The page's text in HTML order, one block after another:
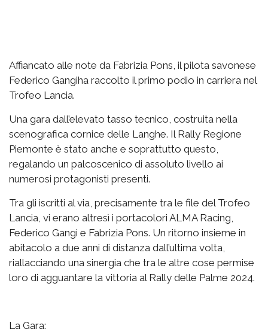
Affiancato alle note da Fabrizia Pons, il pilota savonese
Federico Gangiha raccolto il primo podio in carriera nel
Trofeo Lancia.
Una gara dall’elevato tasso tecnico, costruita nella
scenografica cornice delle Langhe. Il Rally Regione
Piemonte è stato anche e soprattutto questo,
regalando un palcoscenico di assoluto livello ai
numerosi protagonisti presenti.
Tra gli iscritti al via, precisamente tra le file del Trofeo
Lancia, vi erano altresì i portacolori ALMA Racing,
Federico Gangi e Fabrizia Pons. Un ritorno insieme in
abitacolo a due anni di distanza dall’ultima volta,
riallacciando una sinergia che tra le altre cose permise
loro di agguantare la vittoria al Rally delle Palme 2024.
La Gara: